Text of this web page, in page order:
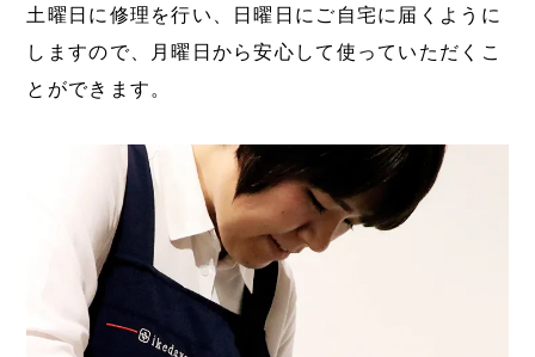
土曜日に修理を行い、日曜日にご自宅に届くように
しますので、月曜日から安心して使っていただくこ
とができます。